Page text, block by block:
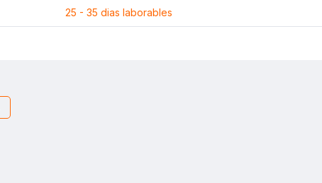
25 - 35 dias laborables